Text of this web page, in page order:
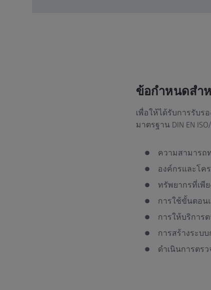
ข้อกำหนดสำห
เพื่อให้ได้รับการรับร
มาตรฐาน DIN EN
ความสามารถ
องค์กรและโค
ทรัพยากรที่เพี
การใช้ขั้นตอน
การให้บริการ
การสร้างระบ
ดำเนินการตร